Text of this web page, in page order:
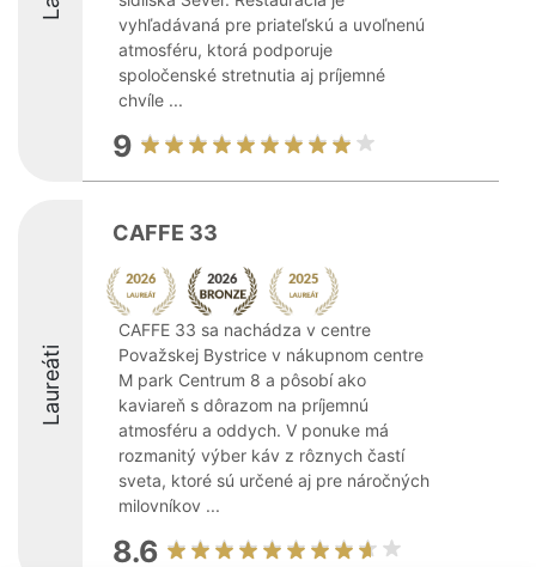
vyhľadávaná pre priateľskú a uvoľnenú
atmosféru, ktorá podporuje
spoločenské stretnutia aj príjemné
chvíle ...
9
Laureáti
CAFFE 33
CAFFE 33 sa nachádza v centre
Považskej Bystrice v nákupnom centre
M park Centrum 8 a pôsobí ako
kaviareň s dôrazom na príjemnú
atmosféru a oddych. V ponuke má
rozmanitý výber káv z rôznych častí
sveta, ktoré sú určené aj pre náročných
milovníkov ...
8.6